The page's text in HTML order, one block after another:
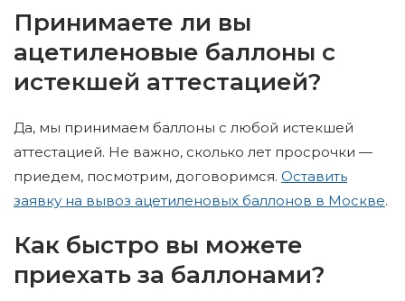
Принимаете ли вы
ацетиленовые баллоны с
истекшей аттестацией?
Да, мы принимаем баллоны с любой истекшей
аттестацией. Не важно, сколько лет просрочки —
приедем, посмотрим, договоримся. Оставить
заявку на вывоз ацетиленовых баллонов в Москве.
Как быстро вы можете
приехать за баллонами?